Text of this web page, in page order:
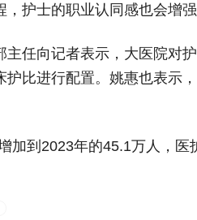
护士的职业认同感也会增
任向记者表示，大医院对
比进行配置。姚惠也表示
到2023年的45.1万人，